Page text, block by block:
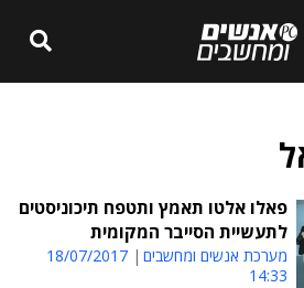
פאלו אלטו תאמץ ותטפח תיכוניסטים
לתעשיית הסייבר המקומית
מערכת אנשים ומחשבים
18/07/2017
14:33